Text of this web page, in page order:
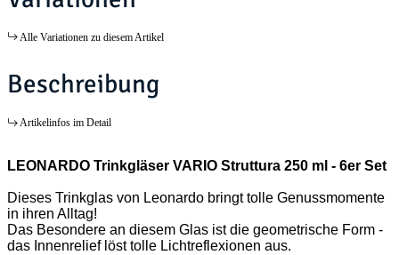
Alle Variationen zu diesem Artikel
Beschreibung
Artikelinfos im Detail
LEONARDO Trinkgläser VARIO Struttura 250 ml - 6er Set
Dieses Trinkglas von Leonardo bringt tolle Genussmomente
in ihren Alltag!
Das Besondere an diesem Glas ist die geometrische Form -
das Innenrelief löst tolle Lichtreflexionen aus.